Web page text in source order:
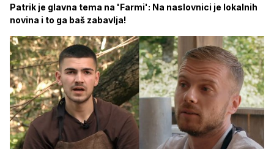
Patrik je glavna tema na 'Farmi': Na naslovnici je lokalnih
novina i to ga baš zabavlja!